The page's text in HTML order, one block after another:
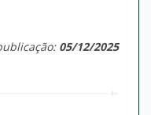
05/12/2025